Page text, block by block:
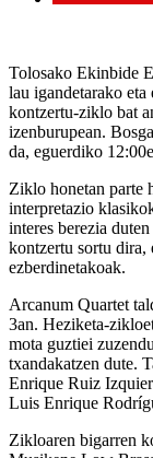
Tolosako Ekinbide
lau igandetarako
kontzertu-ziklo bat
izenburupean.
da, eguerdiko
Ziklo honetan parte
interpretazio
interes berezia
kontzertu sortu dira,
ezberdinetakoak.
Arcanum Quartet
3an. Heziketa-
mota guztiei
txandakatzen dute.
Enrique Ruiz
Luis Enrique
Zikloaren bigarren